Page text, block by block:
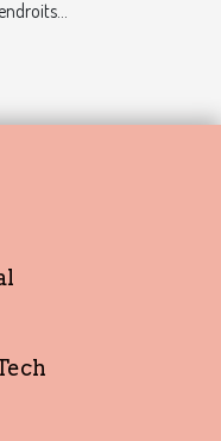
endroits...